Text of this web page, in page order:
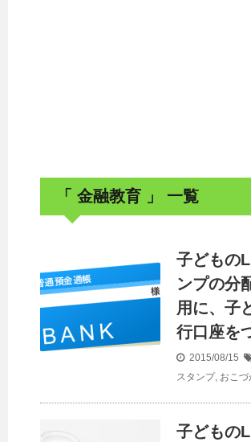
「 金融教育 」 一覧
子どもの
ンプの分
用に、子
行口座を
2015/08/15
スタンプ, おこづ
子どもの